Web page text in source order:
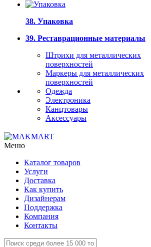
38. Упаковка
39. Реставрационные материалы
Штрихи для металлических
поверхностей
Маркеры для металлических
поверхностей
Одежда
Электроника
Канцтовары
Аксессуары
Меню
Каталог товаров
Услуги
Доставка
Как купить
Дизайнерам
Поддержка
Компания
Контакты